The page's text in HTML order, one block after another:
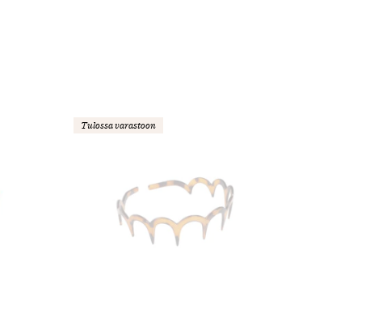
Tulossa varastoon